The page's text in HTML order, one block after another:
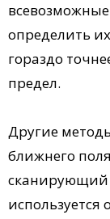
определить
гораздо
предел.
Другие
ближнего
сканирующий
используется